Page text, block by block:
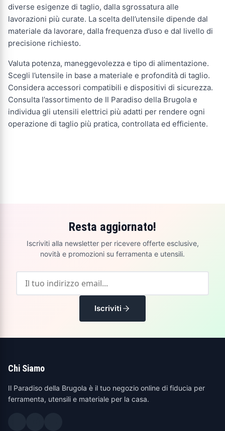
diverse esigenze di taglio, dalla sgrossatura alle
lavorazioni più curate. La scelta dell’utensile dipende dal
materiale da lavorare, dalla frequenza d’uso e dal livello di
precisione richiesto.
Valuta potenza, maneggevolezza e tipo di alimentazione.
Scegli l’utensile in base a materiale e profondità di taglio.
Considera accessori compatibili e dispositivi di sicurezza.
Consulta l’assortimento de Il Paradiso della Brugola e
individua gli utensili elettrici più adatti per rendere ogni
operazione di taglio più pratica, controllata ed efficiente.
Resta aggiornato!
Iscriviti alla newsletter per ricevere offerte esclusive,
novità e promozioni su ferramenta e utensili.
Iscriviti
Chi Siamo
Il Paradiso della Brugola è il tuo negozio online di fiducia per
ferramenta, utensili e materiale per la casa.